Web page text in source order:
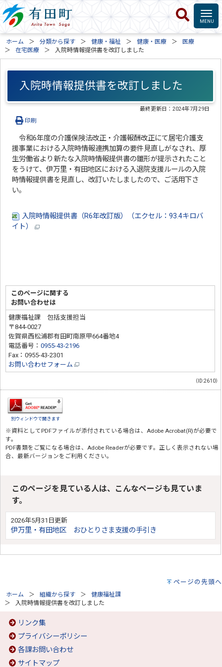
ホーム 分類から探す 健康・福祉 健康・医療
医療
在宅医療
入院時情報提供書を改訂しました
入院時情報提供書を改訂しました
最終更新日：2024年7月29日
印刷
令和6年度の介護保険法改正・介護報酬改正にて居宅介護支
援事業における入院時情報連携加算の要件見直しがなされ、厚
生労働省より新たな入院時情報提供書の雛形が提示されたこと
をうけて、伊万里・有田地区における入退院支援ルールの入院
時情報提供書を見直し、改訂いたしましたので、ご活用下さ
い。
入院時情報提供書（R6年改訂版）（エクセル：93.4キロバ
イト）
このページに関する
お問い合わせは
健康福祉課 包括支援担当
〒844-0027
佐賀県西松浦郡有田町南原甲664番地4
電話番号：0955-43-2196
Fax：0955-43-2301
お問い合わせフォーム
（ID:2610）
別ウィンドウで開きます
※資料としてPDFファイルが添付されている場合は、 Adobe Acrobat(R)が必要で
す。
PDF書類をご覧になる場合は、 Adobe Readerが必要です。正しく表示されない場
合、最新バージョンをご利用ください。
このページを見ている人は、こんなページも見ていま
す。
2026年5月31日更新
伊万里・有田地区 おひとりさま支援の手引き
ページの先頭へ
ホーム 組織から探す
健康福祉課
入院時情報提供書を改訂しました
リンク集
プライバシーポリシー
各課お問い合わせ
サイトマップ